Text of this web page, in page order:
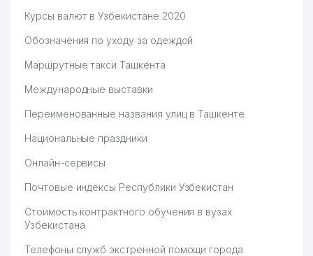
Курсы валют в Узбекистане 2020
Обозначения по уходу за одеждой
Маршрутные такси Ташкента
Международные выставки
Переименованные названия улиц в Ташкенте
Национальные праздники
Онлайн-сервисы
Почтовые индексы Республики Узбекистан
Стоимость контрактного обучения в вузах
Узбекистана
Телефоны служб экстренной помощи города